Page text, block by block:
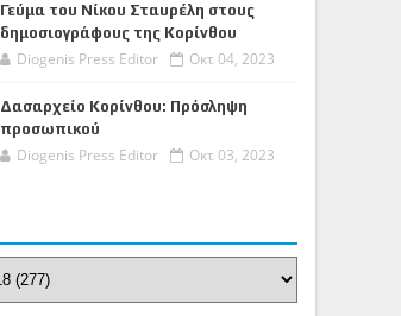
Γεύμα του Νίκου Σταυρέλη στους
δημοσιογράφους της Κορίνθου
Diogenis Press Editor Οκτ 04, 2023
Δασαρχείο Κορίνθου: Πρόσληψη
προσωπικού
Diogenis Press Editor Οκτ 03, 2023